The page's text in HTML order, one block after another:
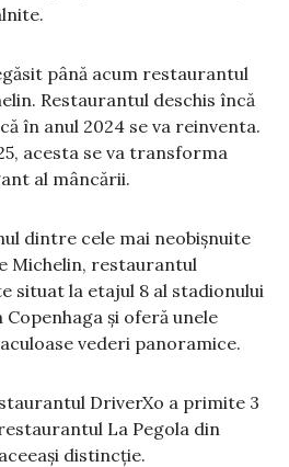
până acum restaurantul
Restaurantul deschis încă
în anul 2024 se va reinventa.
acesta se va transforma
al mâncării.
dintre cele mai neobișnuite
Michelin, restaurantul
situat la etajul 8 al stadionului
și oferă unele
vederi panoramice.
DriverXo a primite 3
La Pegola din
distincție.